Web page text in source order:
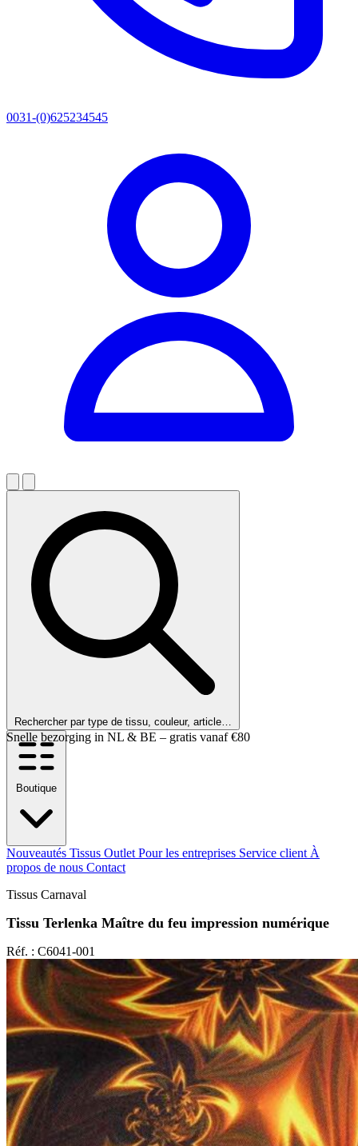
0031-(0)625234545
Rechercher par type de tissu, couleur, article…
Nos clients nous notent 9,6 !
Boutique
Nouveautés Tissus Outlet Pour les entreprises Service client À
propos de nous Contact
Tissus Carnaval
Tissu Terlenka Maître du feu impression numérique
Réf. : C6041-001